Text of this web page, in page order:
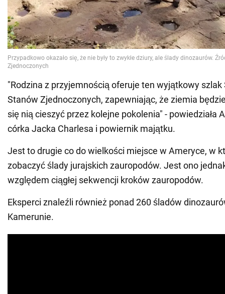
"Rodzina z przyjemnością oferuje ten wyjątkowy szlak
Stanów Zjednoczonych, zapewniając, że ziemia
się nią cieszyć przez kolejne pokolenia" - powiedziała
córka Jacka Charlesa i powiernik majątku.
Jest to drugie co do wielkości miejsce w Ameryce, w
zobaczyć ślady jurajskich zauropodów. Jest ono
względem ciągłej sekwencji kroków zauropodów.
Eksperci znaleźli również ponad 260 śladów
Kamerunie.